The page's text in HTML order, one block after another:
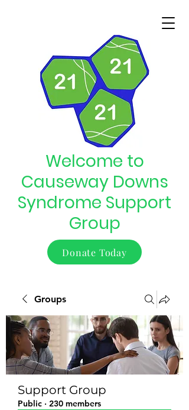
Welcome to
Causeway Downs
Syndrome Support
Group
Donate Today
Groups
Support Group
Public · 230 members